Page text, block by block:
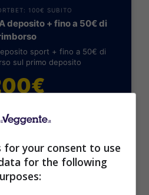
100€ SUBITO
deposito + fino a 50€ di
sport + fino a 50€ di
sul primo deposito
Informazioni
for your consent to use
for the following